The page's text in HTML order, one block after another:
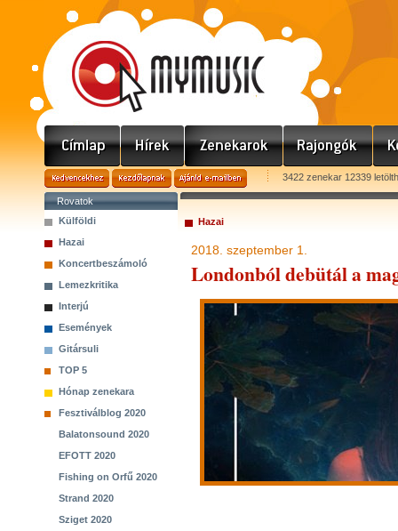
3422 zenekar 12339
Rovatok
Külföldi
Hazai
Koncertbeszámoló
Lemezkritika
Interjú
Események
Gitársuli
TOP 5
Hónap zenekara
Fesztiválblog 2020
Balatonsound 2020
EFOTT 2020
Fishing on Orfű 2020
Strand 2020
Sziget 2020
Hazai
2018. szeptember 1.
Londonból debütál a